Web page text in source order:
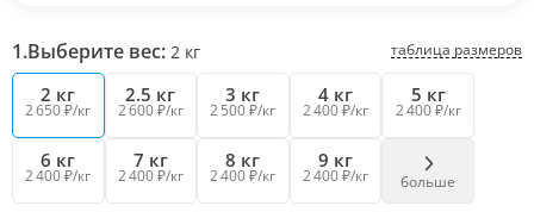
1.Выберите вес: 2 кг таблица размеров
2 кг
2 650 ₽/кг
2.5 кг
2 600 ₽/кг
3 кг
2 500 ₽/кг
4 кг
2 400 ₽/кг
5 кг
2 400 ₽/кг
6 кг
2 400 ₽/кг
7 кг
2 400 ₽/кг
8 кг
2 400 ₽/кг
9 кг
2 400 ₽/кг больше